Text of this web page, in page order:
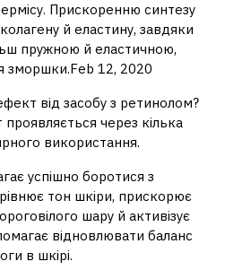
Прискоренню синтезу
й еластину, завдяки
пружною й еластичною,
зморшки.Feb 12, 2020
від засобу з ретинолом?
через кілька
використання.
успішно боротися з
тон шкіри, прискорює
шару й активізує
відновлювати баланс
в шкірі.